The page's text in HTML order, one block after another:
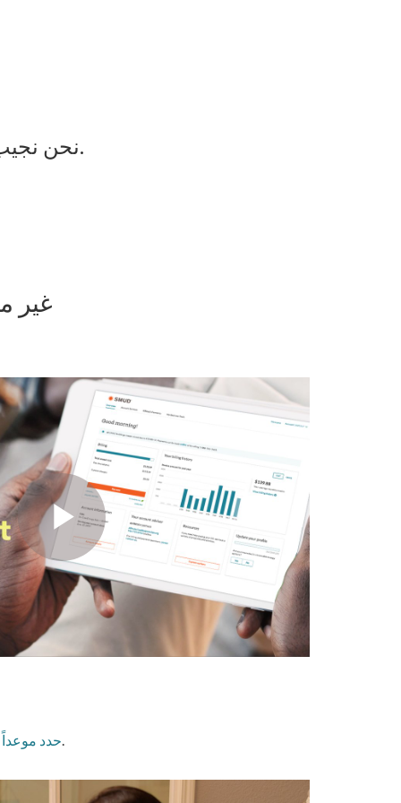
نحن نجيب على الأسئلة الشائعة من خلال توفير مقاطع الفيديو أدناه.
غير
حدد موعداً.